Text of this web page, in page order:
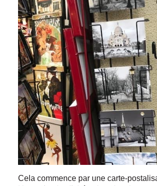
Cela commence par une carte-